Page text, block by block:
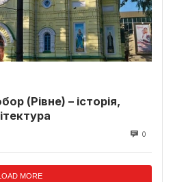
(Рівне) – історія,
0
MORE